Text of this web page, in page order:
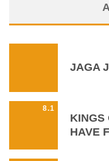
JAGA
8.1
KINGS
HAVE